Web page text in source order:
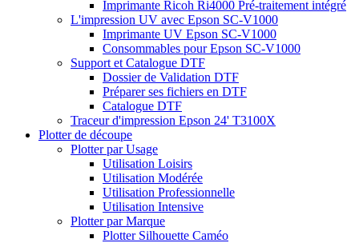
Imprimante Ricoh Ri4000 Pré-traitement intégré
L'impression UV avec Epson SC-V1000
Imprimante UV Epson SC-V1000
Consommables pour Epson SC-V1000
Support et Catalogue DTF
Dossier de Validation DTF
Préparer ses fichiers en DTF
Catalogue DTF
Traceur d'impression Epson 24' T3100X
Plotter de découpe
Plotter par Usage
Utilisation Loisirs
Utilisation Modérée
Utilisation Professionnelle
Utilisation Intensive
Plotter par Marque
Plotter Silhouette Caméo